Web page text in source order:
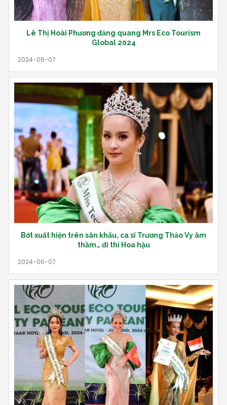
Lê Thị Hoài Phương đăng quang Mrs Eco Tourism
Global 2024
Bớt xuất hiện trên sân khấu, ca sĩ Trương Thảo Vy âm
thầm… đi thi Hoa hậu